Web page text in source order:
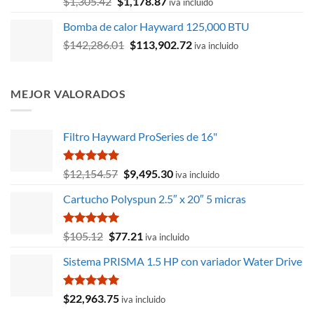
con
de 5
original
era:
actual
es:
Bomba de calor Hayward 125,000 BTU
$142,286.01 El
$113,902.72Eliva incluido
MEJOR VALORADOS
Filtro Hayward ProSeries de 16"
Valorado
con
de 5
$12,154.57 El
original
$12,154.57.
$9,495.30El
actual
$9,495.30.
iva incluido
Cartucho Polyspun 2.5″ x 20″ 5 micras
Valorado
con
de 5
$105.12 El
original
era:
$105.12.
$77.21 El
actual
$77.21.
iva incluido
Sistema PRISMA 1.5 HP con variador Water Drive
Valorado
con
$22,963.75 iva incluido